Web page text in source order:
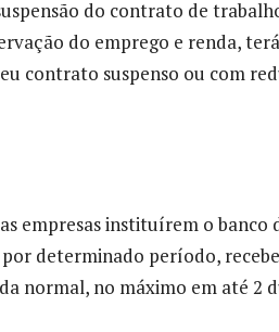
do contrato de
do emprego e renda,
contrato suspenso ou com
empresas instituírem o banco
determinado período,
normal, no máximo em até 2